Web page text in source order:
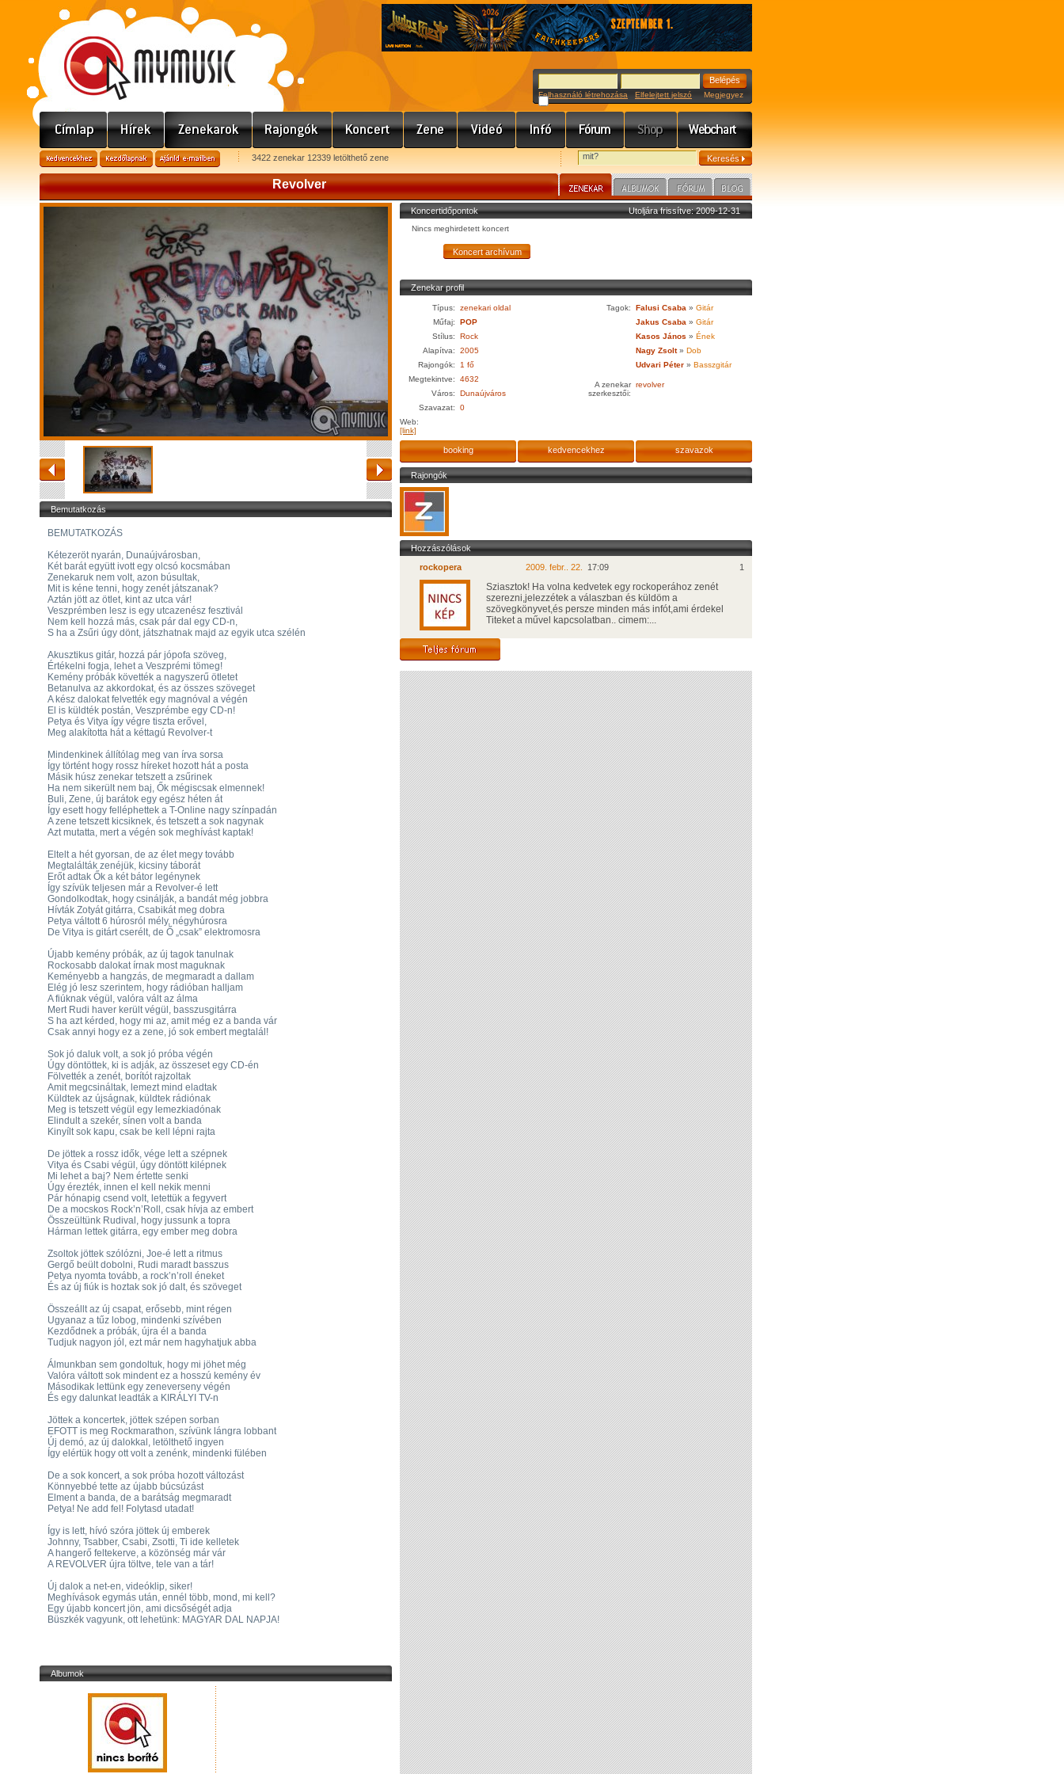
Felhasználó létrehozása Elfelejtett jelszó Megjegyez
3422 zenekar 12339 letölthető zene
Revolver
Bemutatkozás
BEMUTATKOZÁS
Kétezeröt nyarán, Dunaújvárosban,
Két barát együtt ivott egy olcsó kocsmában
Zenekaruk nem volt, azon búsultak,
Mit is kéne tenni, hogy zenét játszanak?
Aztán jött az ötlet, kint az utca vár!
Veszprémben lesz is egy utcazenész fesztivál
Nem kell hozzá más, csak pár dal egy CD-n,
S ha a Zsűri úgy dönt, játszhatnak majd az egyik utca szélén
Akusztikus gitár, hozzá pár jópofa szöveg,
Értékelni fogja, lehet a Veszprémi tömeg!
Kemény próbák követték a nagyszerű ötletet
Betanulva az akkordokat, és az összes szöveget
A kész dalokat felvették egy magnóval a végén
El is küldték postán, Veszprémbe egy CD-n!
Petya és Vitya így végre tiszta erővel,
Meg alakította hát a kéttagú Revolver-t
Mindenkinek állítólag meg van írva sorsa
Így történt hogy rossz híreket hozott hát a posta
Másik húsz zenekar tetszett a zsűrinek
Ha nem sikerült nem baj, Ők mégiscsak elmennek!
Buli, Zene, új barátok egy egész héten át
Így esett hogy felléphettek a T-Online nagy színpadán
A zene tetszett kicsiknek, és tetszett a sok nagynak
Azt mutatta, mert a végén sok meghívást kaptak!
Eltelt a hét gyorsan, de az élet megy tovább
Megtalálták zenéjük, kicsiny táborát
Erőt adtak Ők a két bátor legénynek
Így szívük teljesen már a Revolver-é lett
Gondolkodtak, hogy csinálják, a bandát még jobbra
Hívták Zotyát gitárra, Csabikát meg dobra
Petya váltott 6 húrosról mély, négyhúrosra
De Vitya is gitárt cserélt, de Ő „csak” elektromosra
Újabb kemény próbák, az új tagok tanulnak
Rockosabb dalokat írnak most maguknak
Keményebb a hangzás, de megmaradt a dallam
Elég jó lesz szerintem, hogy rádióban halljam
A fiúknak végül, valóra vált az álma
Mert Rudi haver került végül, basszusgitárra
S ha azt kérded, hogy mi az, amit még ez a banda vár
Csak annyi hogy ez a zene, jó sok embert megtalál!
Sok jó daluk volt, a sok jó próba végén
Úgy döntöttek, ki is adják, az összeset egy CD-én
Fölvették a zenét, borítót rajzoltak
Amit megcsináltak, lemezt mind eladtak
Küldtek az újságnak, küldtek rádiónak
Meg is tetszett végül egy lemezkiadónak
Elindult a szekér, sínen volt a banda
Kinyílt sok kapu, csak be kell lépni rajta
De jöttek a rossz idők, vége lett a szépnek
Vitya és Csabi végül, úgy döntött kilépnek
Mi lehet a baj? Nem értette senki
Úgy érezték, innen el kell nekik menni
Pár hónapig csend volt, letettük a fegyvert
De a mocskos Rock’n’Roll, csak hívja az embert
Összeültünk Rudival, hogy jussunk a topra
Hárman lettek gitárra, egy ember meg dobra
Zsoltok jöttek szólózni, Joe-é lett a ritmus
Gergő beült dobolni, Rudi maradt basszus
Petya nyomta tovább, a rock’n’roll éneket
És az új fiúk is hoztak sok jó dalt, és szöveget
Összeállt az új csapat, erősebb, mint régen
Ugyanaz a tűz lobog, mindenki szívében
Kezdődnek a próbák, újra él a banda
Tudjuk nagyon jól, ezt már nem hagyhatjuk abba
Álmunkban sem gondoltuk, hogy mi jöhet még
Valóra váltott sok mindent ez a hosszú kemény év
Másodikak lettünk egy zeneverseny végén
És egy dalunkat leadták a KIRÁLYI TV-n
Jöttek a koncertek, jöttek szépen sorban
EFOTT is meg Rockmarathon, szívünk lángra lobbant
Új demó, az új dalokkal, letölthető ingyen
Így elértük hogy ott volt a zenénk, mindenki fülében
De a sok koncert, a sok próba hozott változást
Könnyebbé tette az újabb búcsúzást
Elment a banda, de a barátság megmaradt
Petya! Ne add fel! Folytasd utadat!
Így is lett, hívó szóra jöttek új emberek
Johnny, Tsabber, Csabi, Zsotti, Ti ide kelletek
A hangerő feltekerve, a közönség már vár
A REVOLVER újra töltve, tele van a tár!
Új dalok a net-en, videóklip, siker!
Meghívások egymás után, ennél több, mond, mi kell?
Egy újabb koncert jön, ami dicsőségét adja
Büszkék vagyunk, ott lehetünk: MAGYAR DAL NAPJA!
Albumok
Utoljára frissítve: 2009-12-31
Koncertidőpontok
Nincs meghirdetett koncert
Zenekar profil
Típus:
zenekari oldal
Műfaj:
POP
Stílus:
Rock
Alapítva:
2005
Rajongók:
1 fő
Megtekintve:
4632
Város:
Dunaújváros
Szavazat:
0
Web:
[link]
Tagok: Falusi Csaba » Gitár
Jakus Csaba » Gitár
Kasos János » Ének
Nagy Zsolt » Dob
Udvari Péter » Basszgitár
A zenekar
szerkesztői:
revolver
booking kedvencekhez szavazok
Rajongók
Hozzászólások
rockopera
2009. febr.. 22. 17:09 1
Sziasztok! Ha volna kedvetek egy rockoperához zenét
szerezni,jelezzétek a válaszban és küldöm a
szövegkönyvet,és persze minden más infót,ami érdekel
Titeket a művel kapcsolatban.. cimem:...